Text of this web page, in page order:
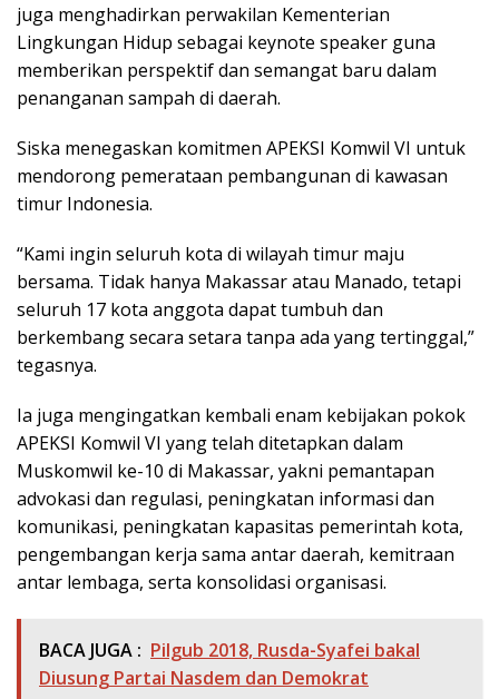
juga menghadirkan perwakilan Kementerian
Lingkungan Hidup sebagai keynote speaker guna
memberikan perspektif dan semangat baru dalam
penanganan sampah di daerah.
Siska menegaskan komitmen APEKSI Komwil VI untuk
mendorong pemerataan pembangunan di kawasan
timur Indonesia.
“Kami ingin seluruh kota di wilayah timur maju
bersama. Tidak hanya Makassar atau Manado, tetapi
seluruh 17 kota anggota dapat tumbuh dan
berkembang secara setara tanpa ada yang tertinggal,”
tegasnya.
Ia juga mengingatkan kembali enam kebijakan pokok
APEKSI Komwil VI yang telah ditetapkan dalam
Muskomwil ke-10 di Makassar, yakni pemantapan
advokasi dan regulasi, peningkatan informasi dan
komunikasi, peningkatan kapasitas pemerintah kota,
pengembangan kerja sama antar daerah, kemitraan
antar lembaga, serta konsolidasi organisasi.
BACA JUGA : Pilgub 2018, Rusda-Syafei bakal
Diusung Partai Nasdem dan Demokrat